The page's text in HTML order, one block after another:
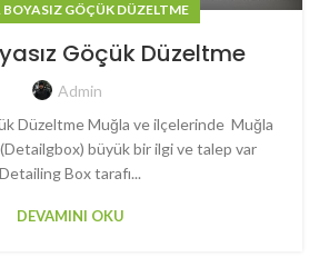
BOYASIZ GÖÇÜK DÜZELTME
Göçük Düzeltme
Admin
Düzeltme Muğla ve ilçelerinde Muğla
büyük bir ilgi ve talep var
Detailing Box tarafı...
DEVAMINI OKU